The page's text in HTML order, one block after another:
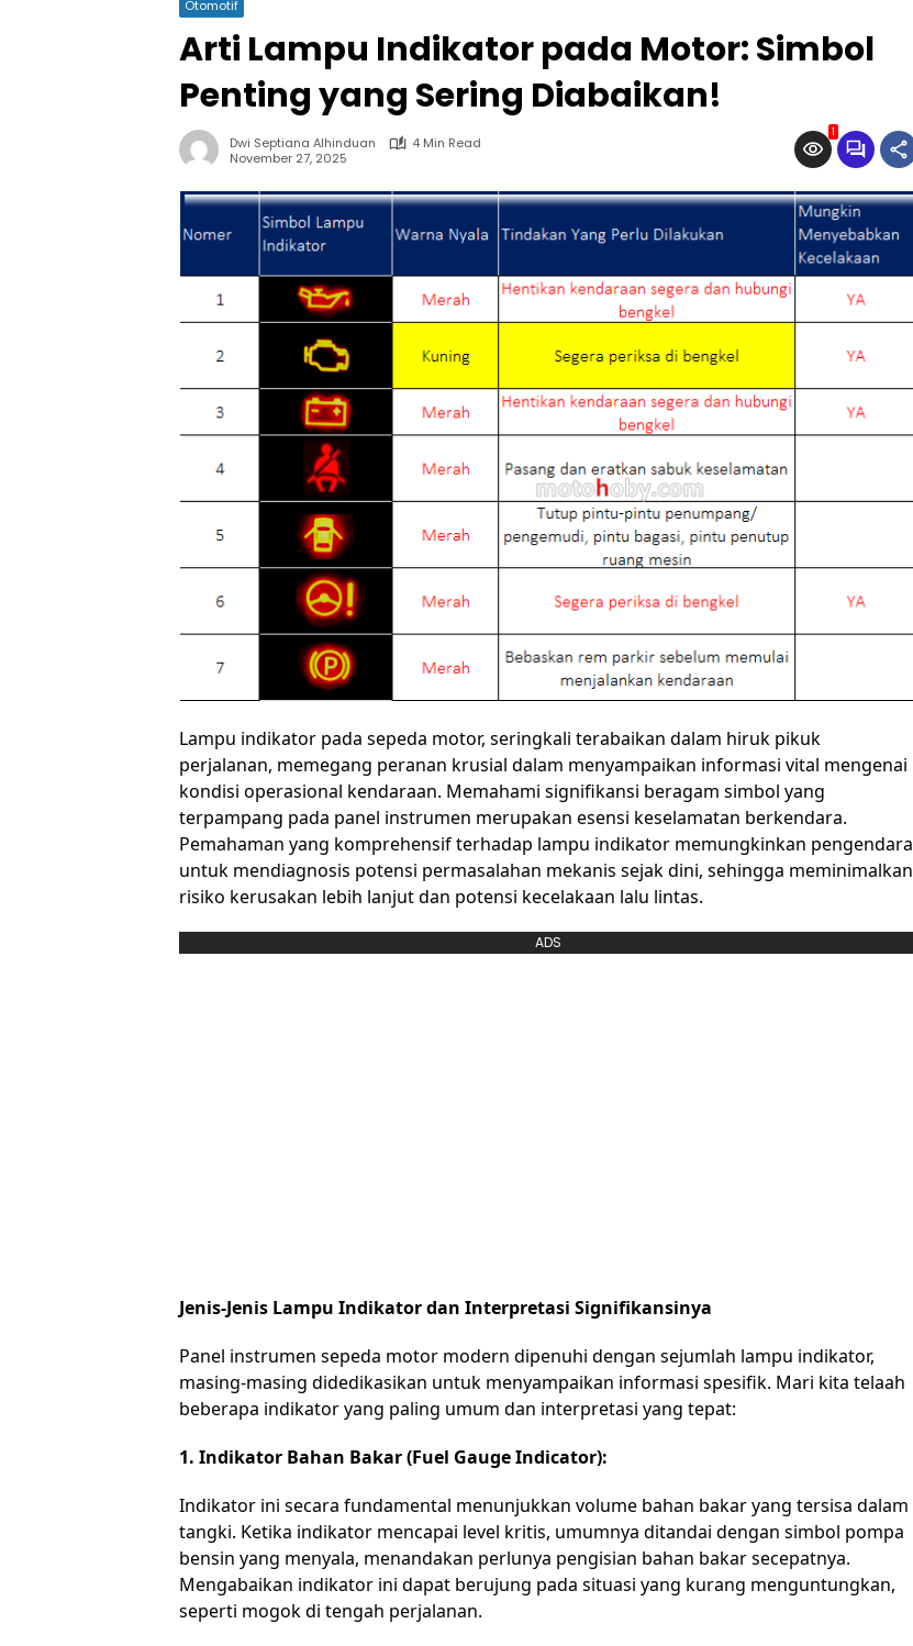
Otomotif
Arti Lampu Indikator pada Motor: Simbol
Penting yang Sering Diabaikan!
Dwi Septiana Alhinduan
4 Min Read
November 27, 2025
1
Lampu indikator pada sepeda motor, seringkali terabaikan dalam hiruk pikuk
perjalanan, memegang peranan krusial dalam menyampaikan informasi vital mengenai
kondisi operasional kendaraan. Memahami signifikansi beragam simbol yang
terpampang pada panel instrumen merupakan esensi keselamatan berkendara.
Pemahaman yang komprehensif terhadap lampu indikator memungkinkan pengendara
untuk mendiagnosis potensi permasalahan mekanis sejak dini, sehingga meminimalkan
risiko kerusakan lebih lanjut dan potensi kecelakaan lalu lintas.
ADS
Jenis-Jenis Lampu Indikator dan Interpretasi Signifikansinya
Panel instrumen sepeda motor modern dipenuhi dengan sejumlah lampu indikator,
masing-masing didedikasikan untuk menyampaikan informasi spesifik. Mari kita telaah
beberapa indikator yang paling umum dan interpretasi yang tepat:
1. Indikator Bahan Bakar (Fuel Gauge Indicator):
Indikator ini secara fundamental menunjukkan volume bahan bakar yang tersisa dalam
tangki. Ketika indikator mencapai level kritis, umumnya ditandai dengan simbol pompa
bensin yang menyala, menandakan perlunya pengisian bahan bakar secepatnya.
Mengabaikan indikator ini dapat berujung pada situasi yang kurang menguntungkan,
seperti mogok di tengah perjalanan.